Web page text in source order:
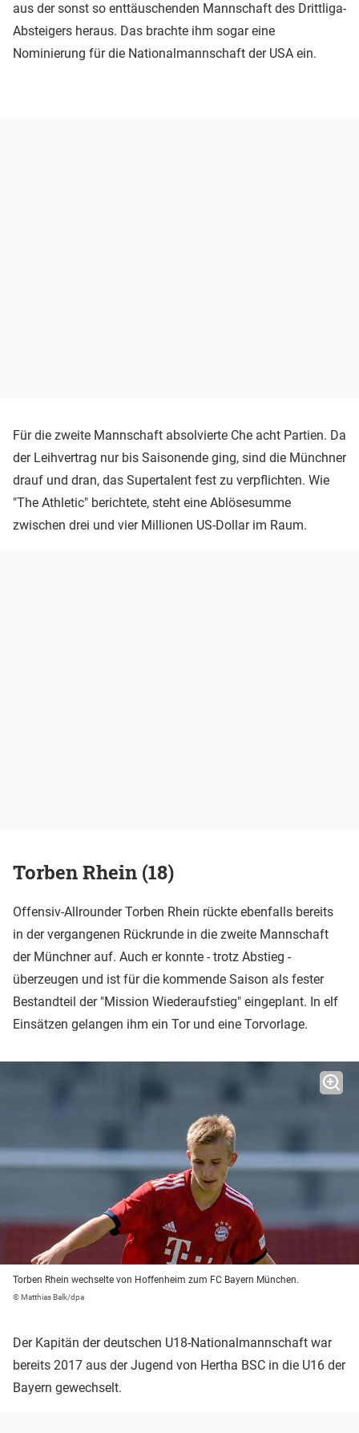
aus der sonst so enttäuschenden Mannschaft des Drittliga-
Absteigers heraus. Das brachte ihm sogar eine
Nominierung für die Nationalmannschaft der USA ein.
Für die zweite Mannschaft absolvierte Che acht Partien. Da
der Leihvertrag nur bis Saisonende ging, sind die Münchner
drauf und dran, das Supertalent fest zu verpflichten. Wie
"The Athletic" berichtete, steht eine Ablösesumme
zwischen drei und vier Millionen US-Dollar im Raum.
Torben Rhein (18)
Offensiv-Allrounder Torben Rhein rückte ebenfalls bereits
in der vergangenen Rückrunde in die zweite Mannschaft
der Münchner auf. Auch er konnte - trotz Abstieg -
überzeugen und ist für die kommende Saison als fester
Bestandteil der "Mission Wiederaufstieg" eingeplant. In elf
Einsätzen gelangen ihm ein Tor und eine Torvorlage.
Torben Rhein wechselte von Hoffenheim zum FC Bayern München.
© Matthias Balk/dpa
Der Kapitän der deutschen U18-Nationalmannschaft war
bereits 2017 aus der Jugend von Hertha BSC in die U16 der
Bayern gewechselt.